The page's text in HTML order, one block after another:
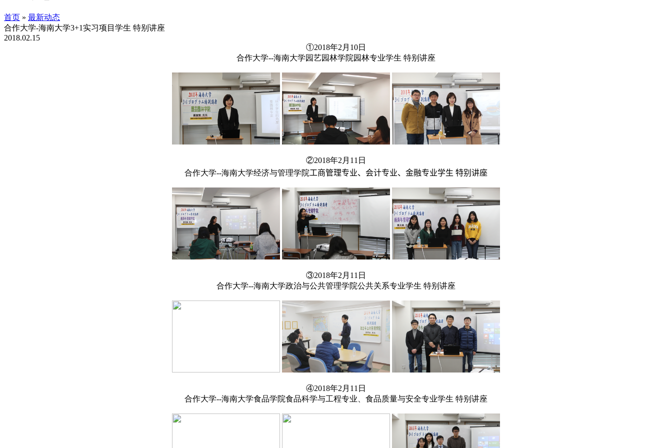
首页 » 最新动态
合作大学-海南大学3+1实习项目学生 特别讲座
2018.02.15
①2018年2月10日
合作大学--海南大学园艺园林学院园林专业学生 特别讲座
②2018年2月11日
合作大学--海南大学经济与管理学院工商管理专业、会计专业、金融专业学生 特别讲座
③2018年2月11日
合作大学--海南大学政治与公共管理学院公共关系专业学生 特别讲座
④2018年2月11日
合作大学--海南大学食品学院食品科学与工程专业、 食品质量与安全专业学生 特别讲座